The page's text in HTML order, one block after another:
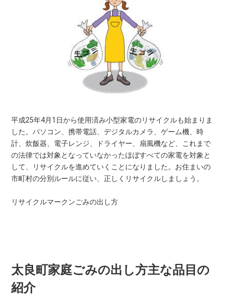
平成25年4月1日から使用済み小型家電のリサイクルも始まりま
した。パソコン、携帯電話、デジタルカメラ、ゲーム機、時
計、炊飯器、電子レンジ、ドライヤー、扇風機など、これまで
の法律では対象となっていなかったほぼすべての家電を対象と
して、リサイクルを進めていくことになりました。お住まいの
市町村の分別ルールに従い、正しくリサイクルしましょう。
リサイクルマークンごみの出し方
太良町家庭ごみの出し方主な品目の
紹介